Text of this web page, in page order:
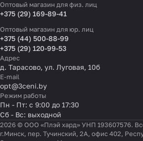
Оптовый магазин для физ. лиц
+375 (29) 169-89-41
Оптовый магазин для юр. лиц
+375 (44) 500-88-99
+375 (29) 120-99-53
Адрес
д. Тарасово, ул. Луговая, 10б
E-mail
opt@3ceni.by
Режим работы
Пн - Пт: с 9:00 до 17:30
Сб - Вс: выходной
2026 © ООО «Плэй хард» УНП 193607576.
г.Минск, пер. Тучинский, 2А, офис 402,